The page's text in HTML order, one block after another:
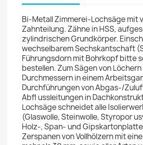
Bi-Metall Zimmerei-Lochsäge mit
Zahnteilung. Zähne in HSS,
zylindrischen Grundkörper.
wechselbarem Sechskantschaft
Führungsdorn mit Bohrkopf bitte
bestellen. Zum Sägen von
Durchmessern in einem
Durchführungen von Abgas-/
Abfl ussleitungen in
Lochsäge schneidet alle
(Glaswolle, Steinwolle, Styropor
Holz-, Span- und
Zerspanen von Vollhölzern mit